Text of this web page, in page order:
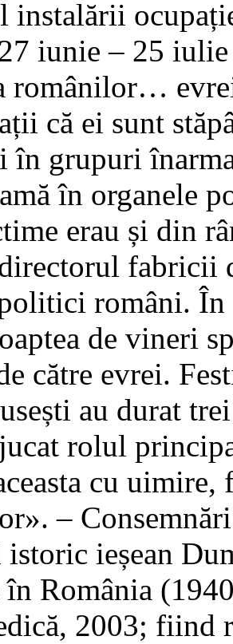
instalării
iunie – 25
românilor…
că ei sunt
în grupuri
în organele
erau și din
fabricii
români.
de vineri
către evrei.
au durat
rolul
cu uimire,
–
istoric ieșean
România
2003; fiind